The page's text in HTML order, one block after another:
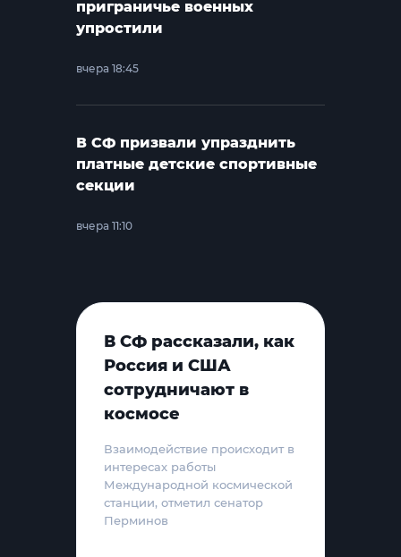
приграничье военных
упростили
вчера 18:45
В СФ призвали упразднить
платные детские спортивные
секции
вчера 11:10
В СФ рассказали, как
Россия и США
сотрудничают в
космосе
Взаимодействие происходит в
интересах работы
Международной космической
станции, отметил сенатор
Перминов